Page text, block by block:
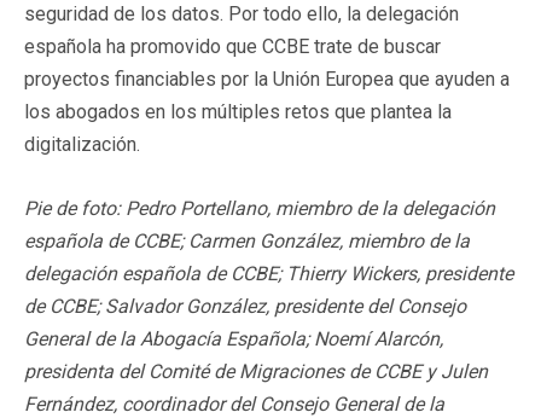
seguridad de los datos. Por todo ello, la delegación
española ha promovido que CCBE trate de buscar
proyectos financiables por la Unión Europea que ayuden a
los abogados en los múltiples retos que plantea la
digitalización.
Pie de foto: Pedro Portellano, miembro de la delegación
española de CCBE; Carmen González, miembro de la
delegación española de CCBE; Thierry Wickers, presidente
de CCBE; Salvador González, presidente del Consejo
General de la Abogacía Española; Noemí Alarcón,
presidenta del Comité de Migraciones de CCBE y Julen
Fernández, coordinador del Consejo General de la